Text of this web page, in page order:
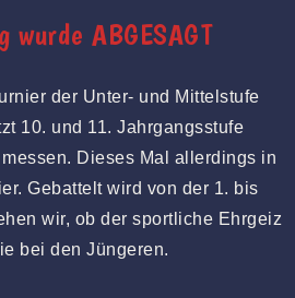
wurde ABGESAGT
der Unter- und Mittelstufe
10. und 11. Jahrgangsstufe
Dieses Mal allerdings in
Gebattelt wird von der 1. bis
wir, ob der sportliche Ehrgeiz
bei den Jüngeren.